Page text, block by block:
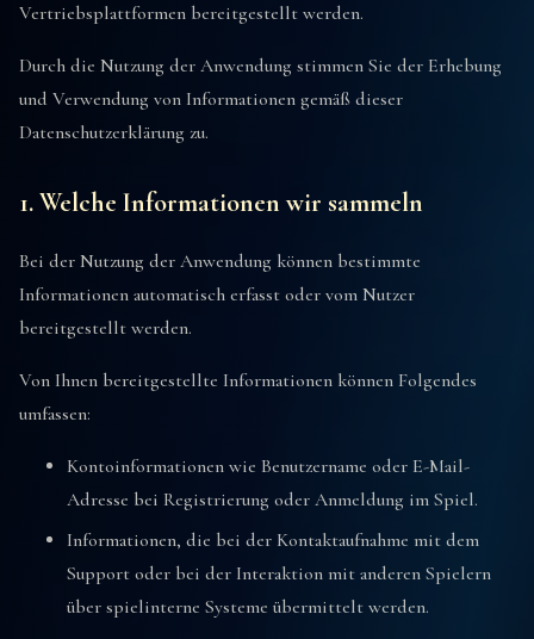
Vertriebsplattformen bereitgestellt werden.
Durch die Nutzung der Anwendung stimmen Sie der Erhebung
und Verwendung von Informationen gemäß dieser
Datenschutzerklärung zu.
1. Welche Informationen wir sammeln
Bei der Nutzung der Anwendung können bestimmte
Informationen automatisch erfasst oder vom Nutzer
bereitgestellt werden.
Von Ihnen bereitgestellte Informationen können Folgendes
umfassen:
Kontoinformationen wie Benutzername oder E-Mail-
Adresse bei Registrierung oder Anmeldung im Spiel.
Informationen, die bei der Kontaktaufnahme mit dem
Support oder bei der Interaktion mit anderen Spielern
über spielinterne Systeme übermittelt werden.